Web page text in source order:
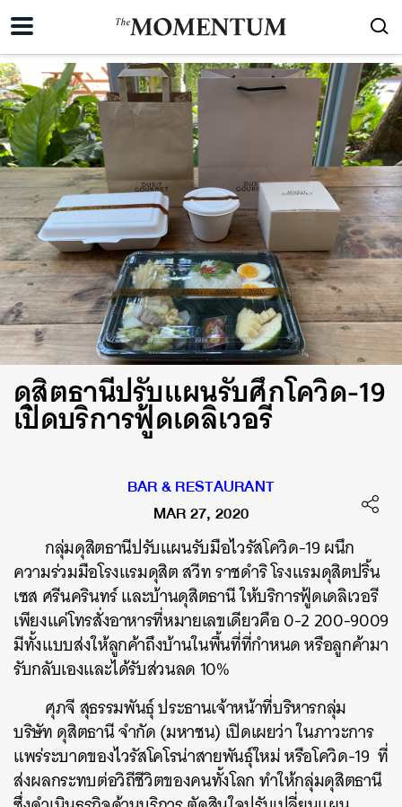
ดุสิตธานีปรับแผนรับศึกโควิด-19
เปิดบริการฟู้ดเดลิเวอรี
BAR & RESTAURANT
MAR 27, 2020
กลุ่มดุสิตธานีปรับแผนรับมือไวรัสโควิด-19 ผนึก
ความร่วมมือโรงแรมดุสิต สวีท ราชดำริ โรงแรมดุสิตปริ้น
เซส ศรีนครินทร์ และบ้านดุสิตธานี ให้บริการฟู้ดเดลิเวอรี
เพียงแค่โทรสั่งอาหารที่หมายเลขเดียวคือ 0-2 200-9009
มีทั้งแบบส่งให้ลูกค้าถึงบ้านในพื้นที่ที่กำหนด หรือลูกค้ามา
รับกลับเองและได้รับส่วนลด 10%
ศุภจี สุธรรมพันธุ์ ประธานเจ้าหน้าที่บริหารกลุ่ม
บริษัท ดุสิตธานี จำกัด (มหาชน) เปิดเผยว่า ในภาวะการ
แพร่ระบาดของไวรัสโคโรน่าสายพันธุ์ใหม่ หรือโควิด-19 ที่
ส่งผลกระทบต่อวิถีชีวิตของคนทั้งโลก ทำให้กลุ่มดุสิตธานี